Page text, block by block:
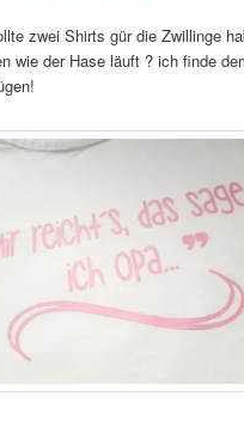
zwei Shirts gür die Zwillinge
wie der Hase läuft ? ich finde